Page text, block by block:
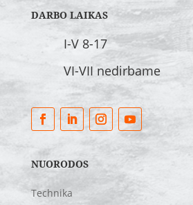
DARBO LAIKAS
I-V 8-17
VI-VII nedirbame
NUORODOS
Technika